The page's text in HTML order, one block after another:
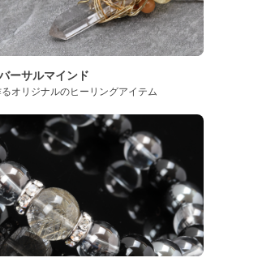
ーサルマインド
オリジナルのヒーリングアイテム